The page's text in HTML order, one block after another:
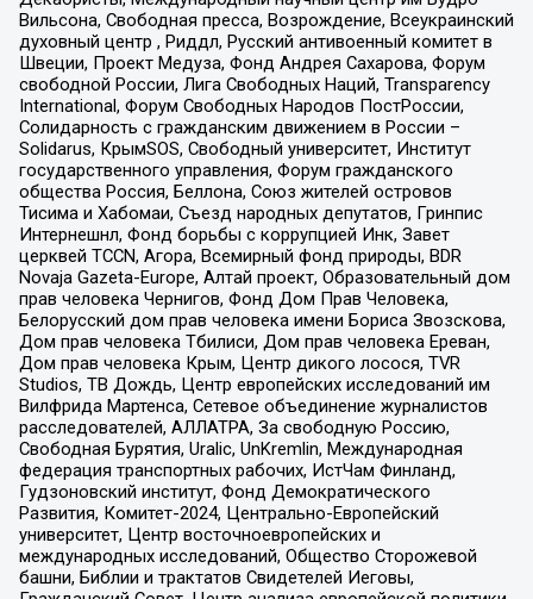
Вильсона, Свободная пресса, Возрождение, Всеукраинский
духовный центр , Риддл, Русский антивоенный комитет в
Швеции, Проект Медуза, Фонд Андрея Сахарова, Форум
свободной России, Лига Свободных Наций, Transparеncy
International, Форум Свободных Народов ПостРоссии,
Солидарность с гражданским движением в России –
Solidarus, КрымSOS, Свободный университет, Институт
государственного управления, Форум гражданского
общества Россия, Беллона, Союз жителей островов
Тисима и Хабомаи, Съезд народных депутатов, Гринпис
Интернешнл, Фонд борьбы с коррупцией Инк, Завет
церквей TCCN, Агора, Всемирный фонд природы, BDR
Novaja Gazeta-Europe, Алтай проект, Образовательный дом
прав человека Чернигов, Фонд Дом Прав Человека,
Белорусский дом прав человека имени Бориса Звозскова,
Дом прав человека Тбилиси, Дом прав человека Ереван,
Дом прав человека Крым, Центр дикого лосося, TVR
Studios, ТВ Дождь, Центр европейских исследований им
Вилфрида Мартенса, Сетевое объединение журналистов
расследователей, АЛЛАТРА, За свободную Россию,
Свободная Бурятия, Uralic, UnKremlin, Международная
федерация транспортных рабочих, ИстЧам Финланд,
Гудзоновский институт, Фонд Демократического
Развития, Комитет-2024, Центрально-Европейский
университет, Центр восточноевропейских и
международных исследований, Общество Сторожевой
башни, Библии и трактатов Свидетелей Иеговы,